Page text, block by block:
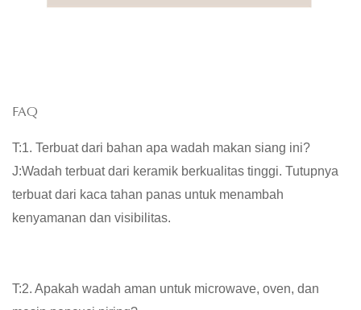
FAQ
T:1. Terbuat dari bahan apa wadah makan siang ini?
J:Wadah terbuat dari keramik berkualitas tinggi. Tutupnya
terbuat dari kaca tahan panas untuk menambah
kenyamanan dan visibilitas.
T:2. Apakah wadah aman untuk microwave, oven, dan